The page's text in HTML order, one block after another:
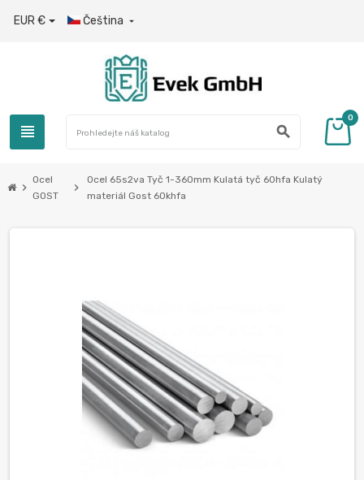
EUR € Čeština 
view_headline search
0
chevron_right
Ocel
GOST
chevron_right
Ocel 65s2va Tyč 1-360mm Kulatá tyč 60hfa Kulatý
materiál Gost 60khfa